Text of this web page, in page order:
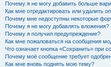
Почему я не могу добавить больше
Как мне отредактировать или удалить
Почему мне недоступны некоторые
Почему я не могу добавлять вложения?
Почему я получил предупреждение?
Как мне пожаловаться на сообщения
Что означает кнопка «Сохранить» при
Почему моё сообщение требует
Как мне вновь поднять мою тему?